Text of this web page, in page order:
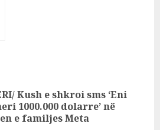
Kush e shkroi sms ‘Eni
1000.000 dolarre’ në
e familjes Meta